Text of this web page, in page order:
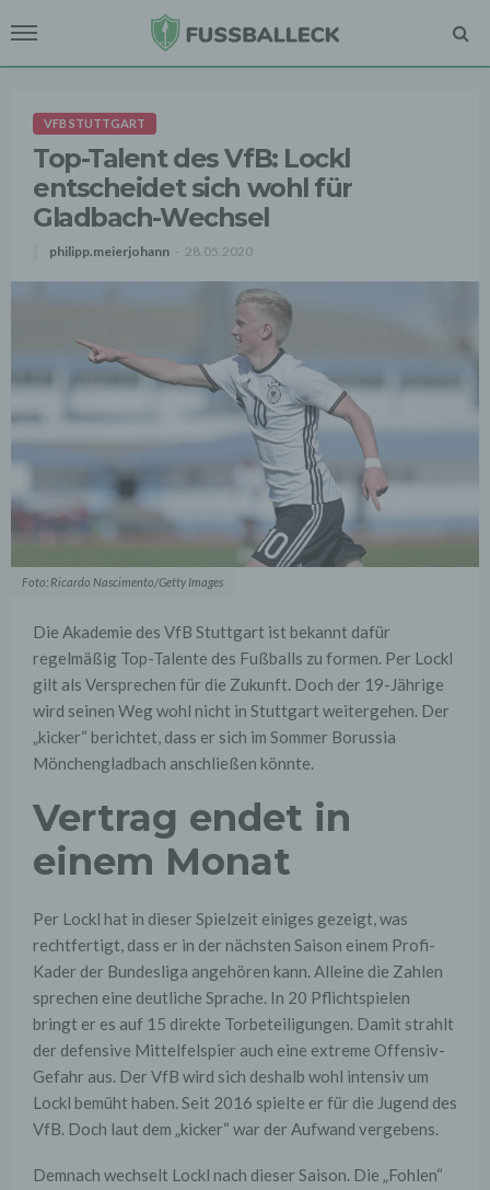
VFB STUTTGART
Top-Talent des VfB: Lockl
entscheidet sich wohl für
Gladbach-Wechsel
philipp.meierjohann 28.05.2020
Foto: Ricardo Nascimento/Getty Images
Die Akademie des VfB Stuttgart ist bekannt dafür
regelmäßig Top-Talente des Fußballs zu formen. Per Lockl
gilt als Versprechen für die Zukunft. Doch der 19-Jährige
wird seinen Weg wohl nicht in Stuttgart weitergehen. Der
„kicker“ berichtet, dass er sich im Sommer Borussia
Mönchengladbach anschließen könnte.
Vertrag endet in
einem Monat
Per Lockl hat in dieser Spielzeit einiges gezeigt, was
rechtfertigt, dass er in der nächsten Saison einem Profi-
Kader der Bundesliga angehören kann. Alleine die Zahlen
sprechen eine deutliche Sprache. In 20 Pflichtspielen
bringt er es auf 15 direkte Torbeteiligungen. Damit strahlt
der defensive Mittelfelspier auch eine extreme Offensiv-
Gefahr aus. Der VfB wird sich deshalb wohl intensiv um
Lockl bemüht haben. Seit 2016 spielte er für die Jugend des
VfB. Doch laut dem „kicker“ war der Aufwand vergebens.
Demnach wechselt Lockl nach dieser Saison. Die „Fohlen“